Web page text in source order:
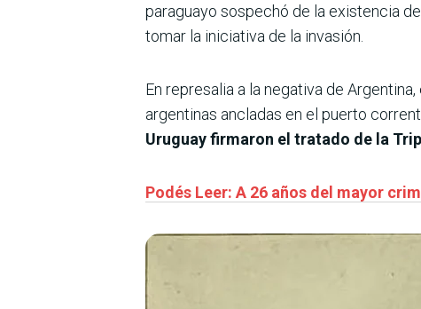
paraguayo sospechó de la existencia
tomar la iniciativa de la invasión.
En represalia a la negativa de
argentinas ancladas en el puerto
Uruguay firmaron el tratado de la
Podés Leer: A 26 años del mayor